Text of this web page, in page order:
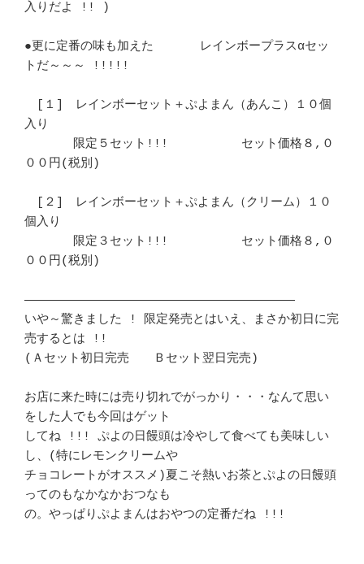
入りだよ !! )
●更に定番の味も加えた	レインボープラスαセッ
トだ～～～ !!!!!
[１]　レインボーセット＋ぷよまん（あんこ）１０個
入り
限定５セット!!!　　　　　　セット価格８,０
００円(税別)
[２]　レインボーセット＋ぷよまん（クリーム）１０
個入り
限定３セット!!!　　　　　　セット価格８,０
００円(税別)
―――――――――――――――――――――――――――――――――――――
いや～驚きました ! 限定発売とはいえ、まさか初日に完
売するとは !!
(Ａセット初日完売　　Ｂセット翌日完売)
お店に来た時には売り切れでがっかり・・・なんて思い
をした人でも今回はゲット
してね !!! ぷよの日饅頭は冷やして食べても美味しい
し、(特にレモンクリームや
チョコレートがオススメ)夏こそ熱いお茶とぷよの日饅頭
ってのもなかなかおつなも
の。やっぱりぷよまんはおやつの定番だね !!!